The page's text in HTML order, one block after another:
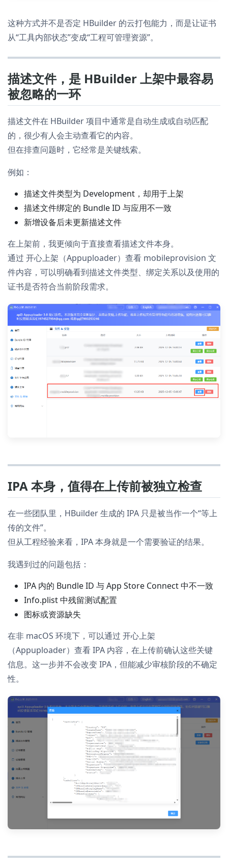
这种方式并不是否定 HBuilder 的云打包能力，而是让证书
从“工具内部状态”变成“工程可管理资源”。
描述文件，是 HBuilder 上架中最容易
被忽略的一环
描述文件在 HBuilder 项目中通常是自动生成或自动匹配
的，很少有人会主动查看它的内容。
但在排查问题时，它经常是关键线索。
例如：
描述文件类型为 Development，却用于上架
描述文件绑定的 Bundle ID 与应用不一致
新增设备后未更新描述文件
在上架前，我更倾向于直接查看描述文件本身。
通过 开心上架（Appuploader）查看 mobileprovision 文
件内容，可以明确看到描述文件类型、绑定关系以及使用的
证书是否符合当前阶段需求。
IPA 本身，值得在上传前被独立检查
在一些团队里，HBuilder 生成的 IPA 只是被当作一个“等上
传的文件”。
但从工程经验来看，IPA 本身就是一个需要验证的结果。
我遇到过的问题包括：
IPA 内的 Bundle ID 与 App Store Connect 中不一致
Info.plist 中残留测试配置
图标或资源缺失
在非 macOS 环境下，可以通过 开心上架
（Appuploader）查看 IPA 内容，在上传前确认这些关键
信息。这一步并不会改变 IPA，但能减少审核阶段的不确定
性。